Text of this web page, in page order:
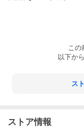
この
以下か
ス
ストア情報